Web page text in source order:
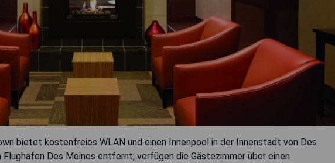
bietet kostenfreies WLAN und einen Innenpool in der Innenstadt von Des
Des Moines entfernt, verfügen die Gästezimmer über einen